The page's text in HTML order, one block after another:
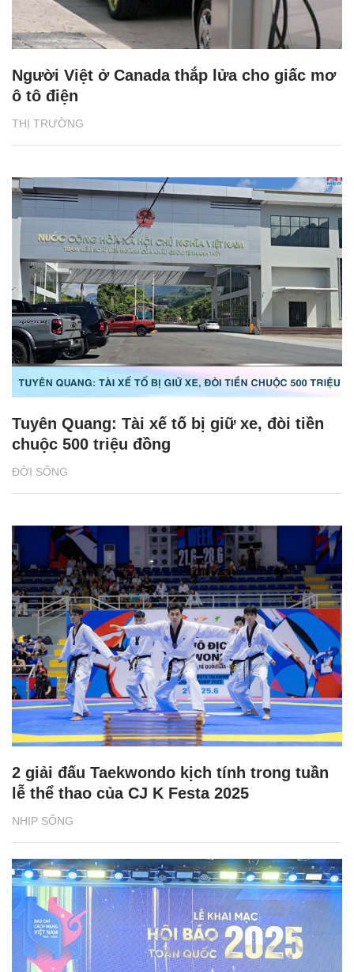
THỊ TRƯỜNG
Người Việt ở Canada thắp lửa cho giấc mơ
ô tô điện
ĐỜI SỐNG
Tuyên Quang: Tài xế tố bị giữ xe, đòi tiền
chuộc 500 triệu đồng
NHỊP SỐNG
2 giải đấu Taekwondo kịch tính trong tuần
lễ thể thao của CJ K Festa 2025